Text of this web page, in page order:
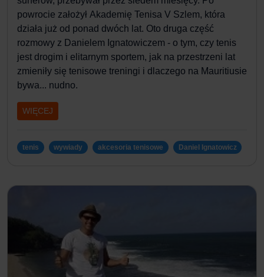
powrocie założył Akademię Tenisa V Szlem, która
działa już od ponad dwóch lat. Oto druga część
rozmowy z Danielem Ignatowiczem - o tym, czy tenis
jest drogim i elitarnym sportem, jak na przestrzeni lat
zmieniły się tenisowe treningi i dlaczego na Mauritiusie
bywa... nudno.
WIĘCEJ
tenis wywiady akcesoria tenisowe Daniel Ignatowicz